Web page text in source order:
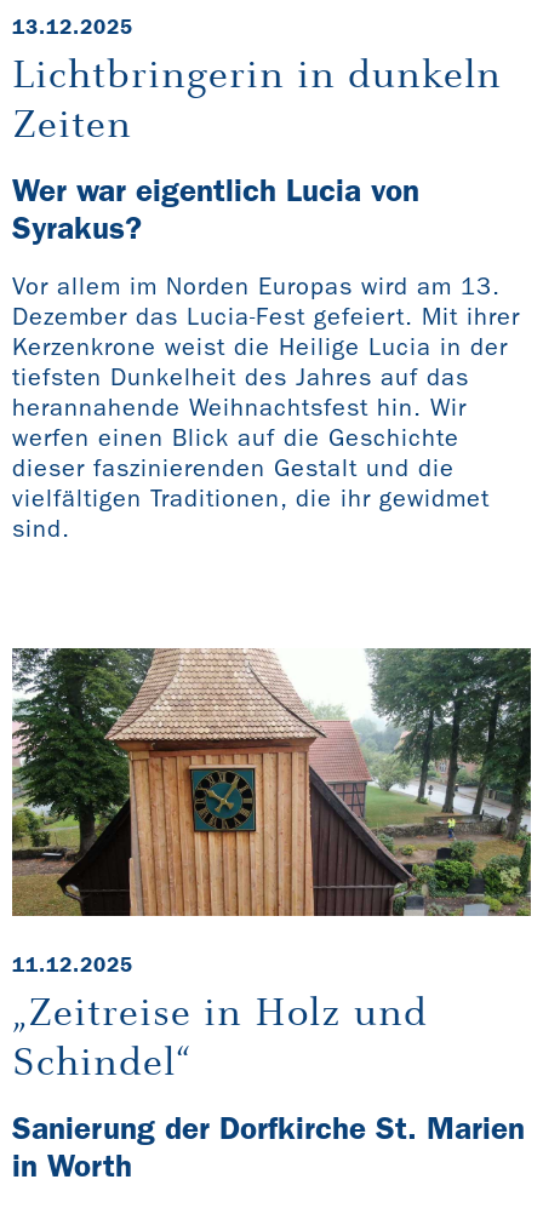
13.12.2025
Lichtbringerin in dunkeln
Zeiten
Wer war eigentlich Lucia von
Syrakus?
Vor allem im Norden Europas wird am 13.
Dezember das Lucia-Fest gefeiert. Mit ihrer
Kerzenkrone weist die Heilige Lucia in der
tiefsten Dunkelheit des Jahres auf das
herannahende Weihnachtsfest hin. Wir
werfen einen Blick auf die Geschichte
dieser faszinierenden Gestalt und die
vielfältigen Traditionen, die ihr gewidmet
sind.
11.12.2025
„Zeitreise in Holz und
Schindel“
Sanierung der Dorfkirche St. Marien
in Worth